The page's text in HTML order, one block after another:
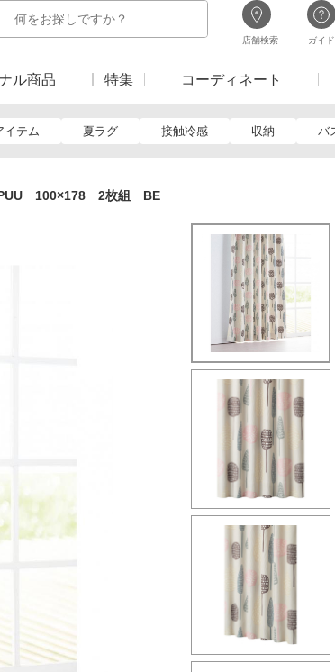
店舗検索 ガイド
ル商品 特集 コーディネート
イテム 夏ラグ 接触冷感 収納 バ
100×178 2枚組 BE